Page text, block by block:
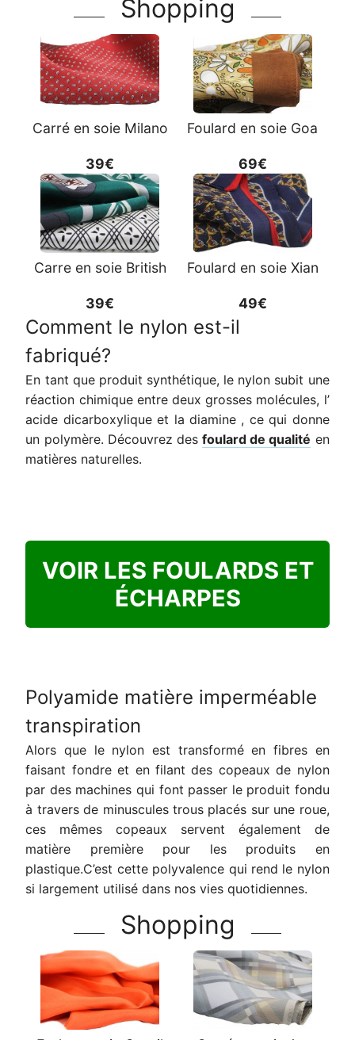
Shopping
Carré en soie Milano
39€
Foulard en soie Goa
69€
Carre en soie British
39€
Foulard en soie Xian
49€
Comment le nylon est-il
fabriqué?
En tant que produit synthétique, le nylon subit une
réaction chimique entre deux grosses molécules, l’
acide dicarboxylique et la diamine , ce qui donne
un polymère. Découvrez desfoulard de qualité en
matières naturelles.
VOIR LES FOULARDS ET
ÉCHARPES
Polyamide matière imperméable
transpiration
Alors que le nylon est transformé en fibres en
faisant fondre et en filant des copeaux de nylon
par des machines qui font passer le produit fondu
à travers de minuscules trous placés sur une roue,
ces mêmes copeaux servent également de
matière première pour les produits en
plastique.C’est cette polyvalence qui rend le nylon
si largement utilisé dans nos vies quotidiennes.
Shopping